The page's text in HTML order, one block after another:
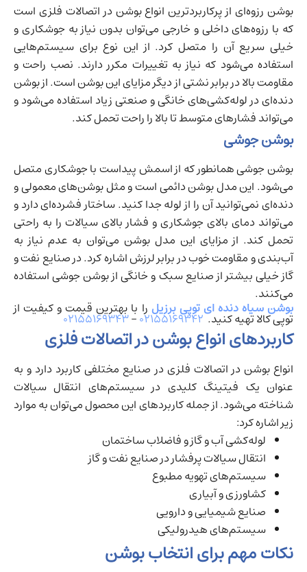
بوشن رزوه‌ای از پرکاربردترین انواع بوشن در اتصالات فلزی است
که با رزوه‌های داخلی و خارجی می‌‌توان بدون نیاز به جوشکاری و
خیلی سریع آن را متصل کرد. از این نوع برای سیستم‌هایی
استفاده می‌شود که نیاز به تغییرات مکرر دارند. نصب راحت و
مقاومت بالا در برابر نشتی از دیگر مزایای این بوشن است. از بوشن
دنده‌ای در لوله‌کشی‌های خانگی و صنعتی زیاد استفاده می‌شود و
می‌تواند فشارهای متوسط تا بالا را راحت تحمل کند.
بوشن جوشی
بوشن جوشی همانطور که از اسمش پیداست با جوشکاری متصل
می‌شود. این مدل بوشن دائمی است و مثل بوشن‌های معمولی و
دنده‌ای نمی‌توانید آن را از لوله جدا کنید. ساختار فشرده‌ای دارد و
می‌تواند دمای بالای جوشکاری و فشار بالای سیالات را به راحتی
تحمل کند. از مزایای این مدل بوشن می‌توان به عدم نیاز به
آب‌بندی و مقاومت خوب در برابر لرزش اشاره کرد. در صنایع نفت و
گاز خیلی بیشتر از صنایع سبک و خانگی از بوشن جوشی استفاده
می‌کنند.
بوشن سیاه دنده ای توپی برزیل را با بهترین قیمت و کیفیت از
توپی کالا تهیه کنید.۰۲۱۵۵۱۶۹۳۴۲–۰۲۱۵۵۱۶۹۳۴۳
کاربردهای انواع بوشن در اتصالات فلزی
انواع بوشن در اتصالات فلزی در صنایع مختلفی کاربرد دارد و به
عنوان یک فیتینگ کلیدی در سیستم‌های انتقال سیالات
شناخته می‌شود. از جمله کاربردهای این محصول می‌توان به موارد
زیر اشاره کرد:
لوله‌کشی آب و گاز و فاضلاب ساختمان
انتقال سیالات پرفشار در صنایع نفت و گاز
سیستم‌های تهویه مطبوع
کشاورزی و آبیاری
صنایع شیمیایی و دارویی
سیستم‌های هیدرولیکی
نکات مهم برای انتخاب بوشن